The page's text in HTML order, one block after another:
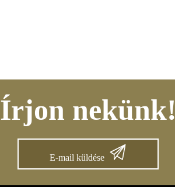
Írjon nekünk!
E-mail küldése